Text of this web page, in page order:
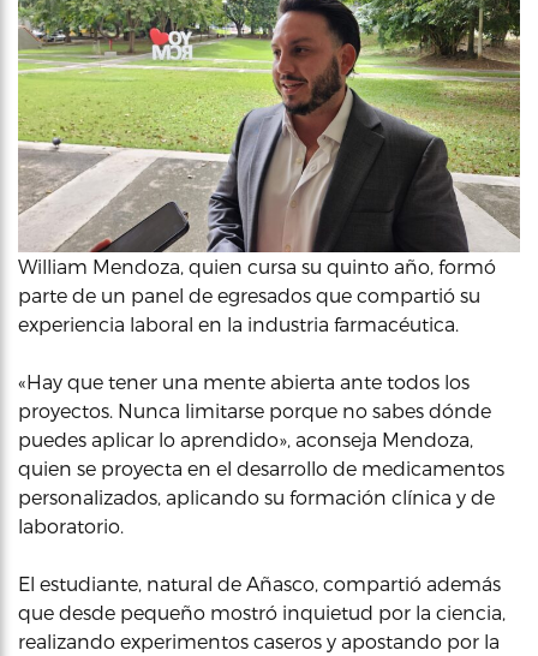
William Mendoza, quien cursa su quinto año, formó
parte de un panel de egresados que compartió su
experiencia laboral en la industria farmacéutica.
«Hay que tener una mente abierta ante todos los
proyectos. Nunca limitarse porque no sabes dónde
puedes aplicar lo aprendido», aconseja Mendoza,
quien se proyecta en el desarrollo de medicamentos
personalizados, aplicando su formación clínica y de
laboratorio.
El estudiante, natural de Añasco, compartió además
que desde pequeño mostró inquietud por la ciencia,
realizando experimentos caseros y apostando por la